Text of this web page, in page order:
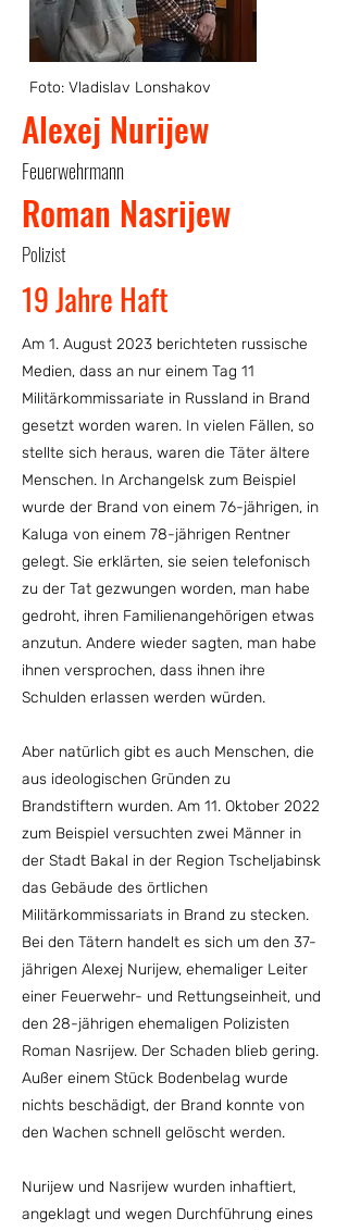
Foto: Vladislav Lonshakov
Alexej Nurijew
Feuerwehrmann
Roman Nasrijew
Polizist
19 Jahre Haft
Am 1. August 2023 berichteten russische
Medien, dass an nur einem Tag 11
Militärkommissariate in Russland in Brand
gesetzt worden waren. In vielen Fällen, so
stellte sich heraus, waren die Täter ältere
Menschen. In Archangelsk zum Beispiel
wurde der Brand von einem 76-jährigen, in
Kaluga von einem 78-jährigen Rentner
gelegt. Sie erklärten, sie seien telefonisch
zu der Tat gezwungen worden, man habe
gedroht, ihren Familienangehörigen etwas
anzutun. Andere wieder sagten, man habe
ihnen versprochen, dass ihnen ihre
Schulden erlassen werden würden.
Aber natürlich gibt es auch Menschen, die
aus ideologischen Gründen zu
Brandstiftern wurden. Am 11. Oktober 2022
zum Beispiel versuchten zwei Männer in
der Stadt Bakal in der Region Tscheljabinsk
das Gebäude des örtlichen
Militärkommissariats in Brand zu stecken.
Bei den Tätern handelt es sich um den 37-
jährigen Alexej Nurijew, ehemaliger Leiter
einer Feuerwehr- und Rettungseinheit, und
den 28-jährigen ehemaligen Polizisten
Roman Nasrijew. Der Schaden blieb gering.
Außer einem Stück Bodenbelag wurde
nichts beschädigt, der Brand konnte von
den Wachen schnell gelöscht werden.
Nurijew und Nasrijew wurden inhaftiert,
angeklagt und wegen Durchführung eines